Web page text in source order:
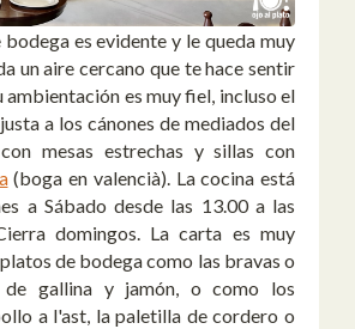
bodega es evidente y le queda muy
un aire cercano que te hace sentir
ambientación es muy fiel, incluso el
a los cánones de mediados del
mesas estrechas y sillas con
(boga en valencià). La cocina está
a Sábado desde las 13.00 a las
domingos. La carta es muy
de bodega como las bravas o
de gallina y jamón, o como los
a l'ast, la paletilla de cordero o